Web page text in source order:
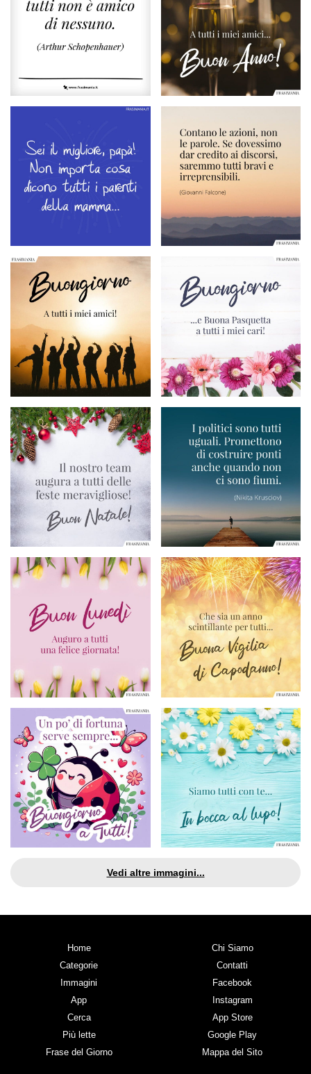
Vedi altre immagini...
Home
Categorie
Immagini
App
Cerca
Più lette
Frase del Giorno
Chi Siamo
Contatti
Facebook
Instagram
App Store
Google Play
Mappa del Sito